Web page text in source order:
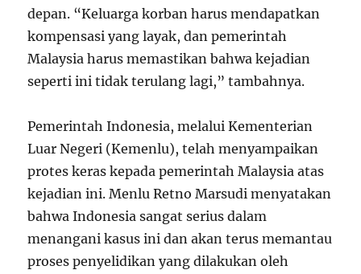
depan. “Keluarga korban harus mendapatkan
kompensasi yang layak, dan pemerintah
Malaysia harus memastikan bahwa kejadian
seperti ini tidak terulang lagi,” tambahnya.
Pemerintah Indonesia, melalui Kementerian
Luar Negeri (Kemenlu), telah menyampaikan
protes keras kepada pemerintah Malaysia atas
kejadian ini. Menlu Retno Marsudi menyatakan
bahwa Indonesia sangat serius dalam
menangani kasus ini dan akan terus memantau
proses penyelidikan yang dilakukan oleh